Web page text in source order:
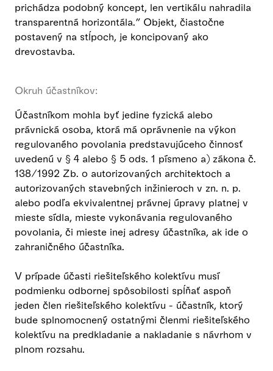
prichádza podobný koncept, len vertikálu nahradila
transparentná horizontála.” Objekt, čiastočne
postavený na stĺpoch, je koncipovaný ako
drevostavba.
Okruh účastníkov:
Účastníkom mohla byť jedine fyzická alebo
právnická osoba, ktorá má oprávnenie na výkon
regulovaného povolania predstavujúceho činnosť
uvedenú v § 4 alebo § 5 ods. 1 písmeno a) zákona č.
138/1992 Zb. o autorizovaných architektoch a
autorizovaných stavebných inžinieroch v zn. n. p.
alebo podľa ekvivalentnej právnej úpravy platnej v
mieste sídla, mieste vykonávania regulovaného
povolania, či mieste inej adresy účastníka, ak ide o
zahraničného účastníka.
V prípade účasti riešiteľského kolektívu musí
podmienku odbornej spôsobilosti spĺňať aspoň
jeden člen riešiteľského kolektívu - účastník, ktorý
bude splnomocnený ostatnými členmi riešiteľského
kolektívu na predkladanie a nakladanie s návrhom v
plnom rozsahu.